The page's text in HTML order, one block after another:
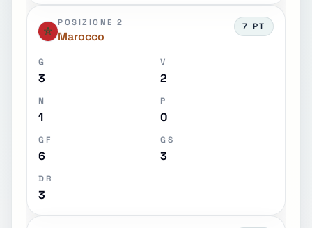
POSIZIONE 2
Marocco
7 PT
G
3
V
2
N
1
P
0
GF
6
GS
3
DR
3